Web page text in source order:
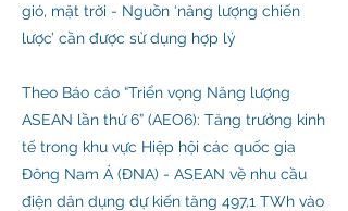
gió, mặt trời - Nguồn ‘năng lượng chiến
lược’ cần được sử dụng hợp lý
Theo Báo cáo “Triển vọng Năng lượng
ASEAN lần thứ 6” (AEO6): Tăng trưởng kinh
tế trong khu vực Hiệp hội các quốc gia
Đông Nam Á (ĐNA) - ASEAN về nhu cầu
điện dân dụng dự kiến tăng 497,1 TWh vào